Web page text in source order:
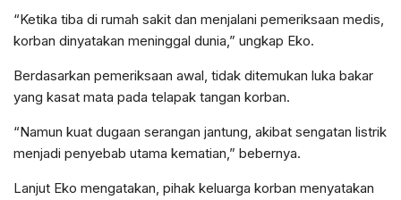
“Ketika tiba di rumah sakit dan menjalani pemeriksaan medis,
korban dinyatakan meninggal dunia,” ungkap Eko.
Berdasarkan pemeriksaan awal, tidak ditemukan luka bakar
yang kasat mata pada telapak tangan korban.
“Namun kuat dugaan serangan jantung, akibat sengatan listrik
menjadi penyebab utama kematian,” bebernya.
Lanjut Eko mengatakan, pihak keluarga korban menyatakan